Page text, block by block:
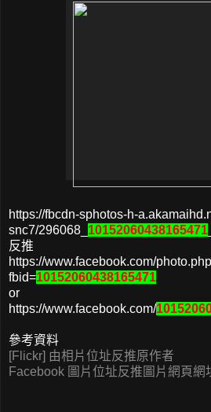
https://fbcdn-sphotos-h-
snc7/296068_ 10152060438165471
反推
https://www.facebook.com/
fbid=10152060438165471
or
https://www.facebook.com/
參考資料
[Flickr] 由相片位址反推原作者
Facebook 圖片位址反推圖片網頁網